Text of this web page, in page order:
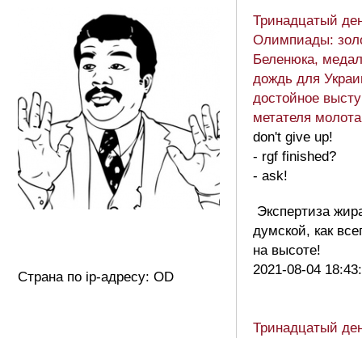
Страна по ip-адресу: OD
Тринадцатый
Олимпиады:
Беленюка,
дождь для
достойное
метателя
don't give up!
- rgf finished?
- ask!
Экспертиза
думской, как
на высоте!
2021-08-04
Тринадцатый